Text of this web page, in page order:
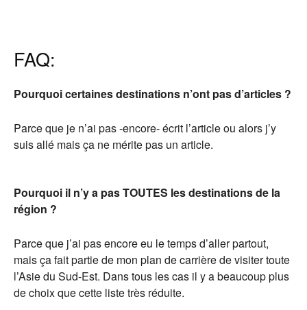
FAQ:
Pourquoi certaines destinations n’ont pas d’articles ?
Parce que je n’ai pas -encore- écrit l’article ou alors j’y
suis allé mais ça ne mérite pas un article.
Pourquoi il n’y a pas TOUTES les destinations de la
région ?
Parce que j’ai pas encore eu le temps d’aller partout,
mais ça fait partie de mon plan de carrière de visiter toute
l’Asie du Sud-Est. Dans tous les cas il y a beaucoup plus
de choix que cette liste très réduite.